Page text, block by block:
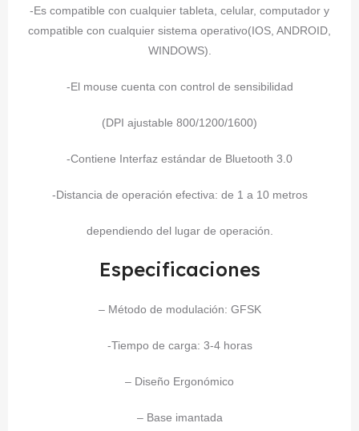
-Es compatible con cualquier tableta, celular, computador y
compatible con cualquier sistema operativo(IOS, ANDROID,
WINDOWS).
-El mouse cuenta con control de sensibilidad
(DPI ajustable 800/1200/1600)
-Contiene Interfaz estándar de Bluetooth 3.0
-Distancia de operación efectiva: de 1 a 10 metros
dependiendo del lugar de operación.
Especificaciones
– Método de modulación: GFSK
-Tiempo de carga: 3-4 horas
– Diseño Ergonómico
– Base imantada